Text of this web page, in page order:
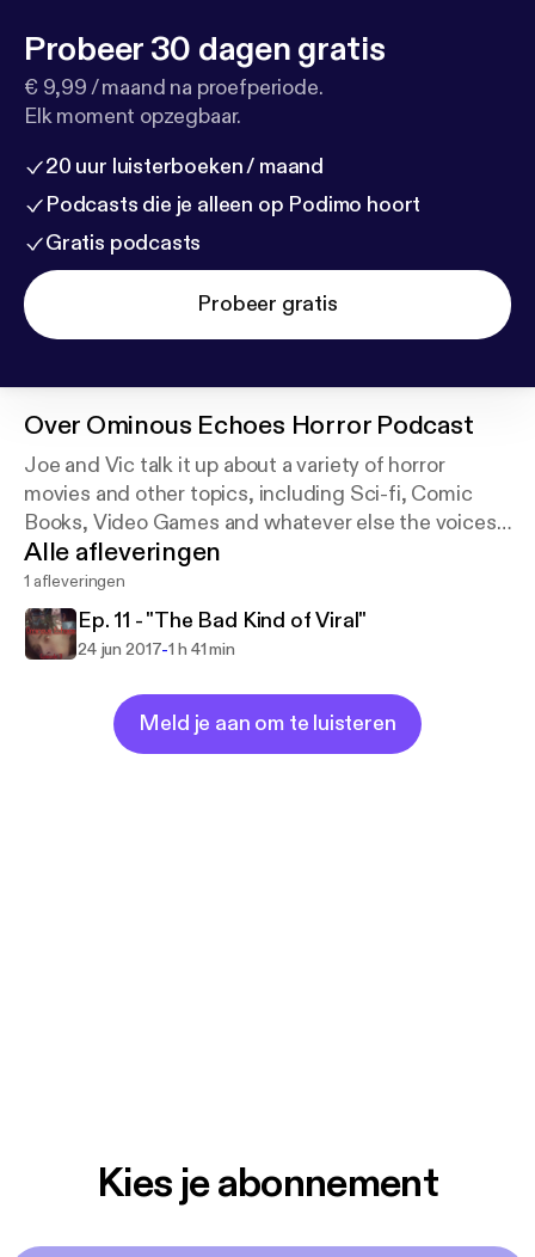
Probeer 30 dagen gratis
€ 9,99 / maand na proefperiode.
Elk moment opzegbaar.
20 uur luisterboeken / maand
Podcasts die je alleen op Podimo hoort
Gratis podcasts
Probeer gratis
Over Ominous Echoes Horror Podcast
Joe and Vic talk it up about a variety of horror
movies and other topics, including Sci-fi, Comic
Books, Video Games and whatever else the voices
in their heads tell them to say.
Alle afleveringen
1 afleveringen
Ep. 11 - "The Bad Kind of Viral"
24 jun 2017-1 h 41 min
Meld je aan om te luisteren
Kies je abonnement